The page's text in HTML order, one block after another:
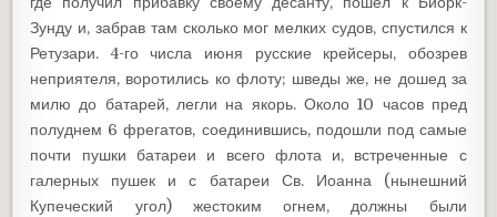
Зунду и, забрав там сколько мог мелких судов, спустился к
Ретузари. 4-го числа июня русские крейсеры, обозрев
неприятеля, воротились ко флоту; шведы же, не дошед за
милю до батарей, легли на якорь. Около 10 часов пред
полуднем 6 фрегатов, соединившись, подошли под самые
почти пушки батареи и всего флота и, встреченные с
галерных пушек и с батареи Св. Иоанна (нынешний
Купеческий угол) жестоким огнем, должны были